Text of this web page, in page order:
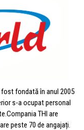
fondată în anul 2005
s-a ocupat personal
THI are
peste 70 de angajați.